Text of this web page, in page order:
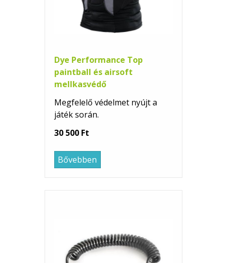
Dye Performance Top
paintball és airsoft
mellkasvédő
Megfelelő védelmet nyújt a
játék során.
30 500 Ft
Bővebben